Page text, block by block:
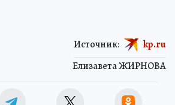
Елизавета ЖИРНОВА
Источник: kp.ru